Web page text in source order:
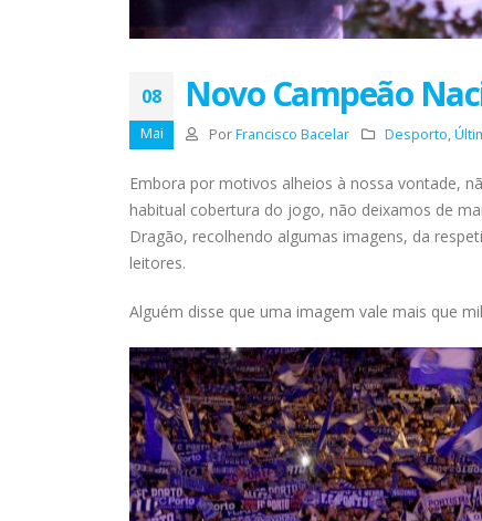
08
Mai
Novo Campeão
PorFrancisco Bacelar Desporto,
Embora por motivos alheios à nossa vontade,
habitual cobertura do jogo, não deixamos de
Dragão, recolhendo algumas imagens, da
leitores.
Alguém disse que uma imagem vale mais que